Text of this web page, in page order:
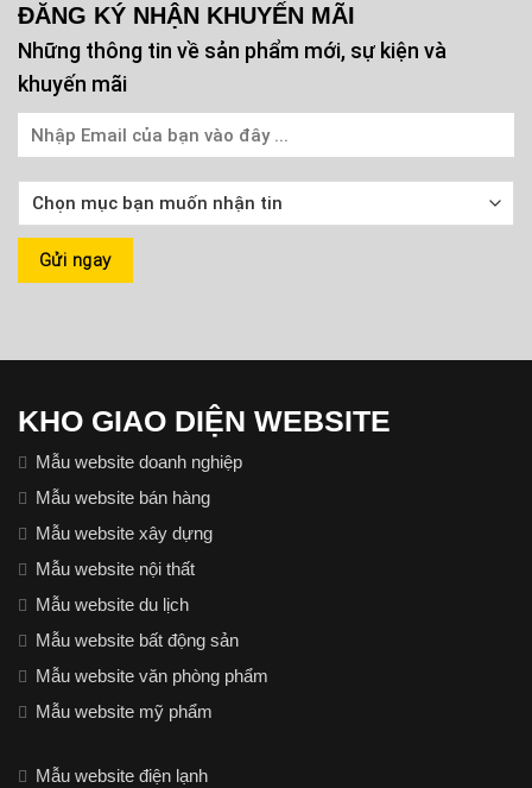
ĐĂNG KÝ NHẬN KHUYẾN MÃI
Những thông tin về sản phẩm mới, sự kiện và
khuyến mãi
KHO GIAO DIỆN WEBSITE
Mẫu website doanh nghiệp
Mẫu website bán hàng
Mẫu website xây dựng
Mẫu website nội thất
Mẫu website du lịch
Mẫu website bất động sản
Mẫu website văn phòng phẩm
Mẫu website mỹ phẩm
Mẫu website điện lạnh